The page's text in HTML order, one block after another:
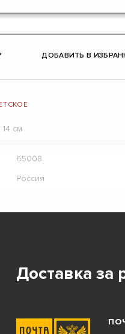
ДОБАВИТЬ В
см
65008
Россия
Доставка за